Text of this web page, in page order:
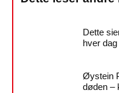
Dette
hver dag
Øystein
døden –